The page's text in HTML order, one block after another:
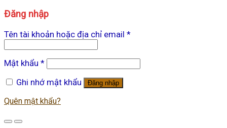
Đăng nhập
Tên tài khoản hoặc địa chỉ email *
Mật khẩu *
Ghi nhớ mật khẩu
Đăng nhập
Quên mật khẩu?